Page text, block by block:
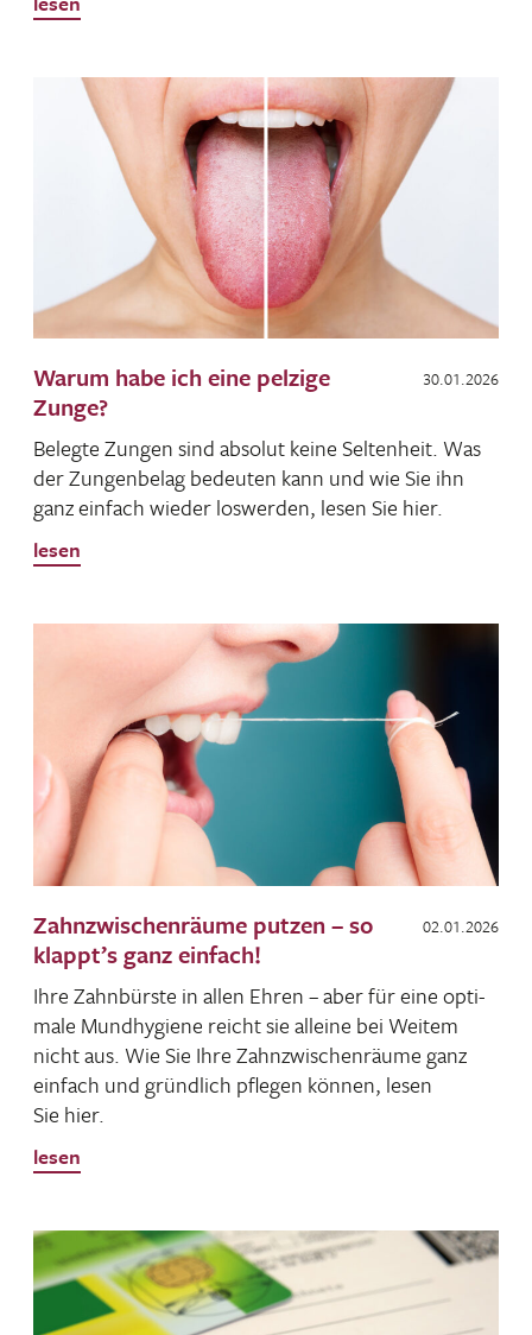
30.01.2026
Warum habe ich eine pelzige
Zunge?
Belegte Zungen sind absolut keine Selten­heit. Was
der Zungen­belag bedeuten kann und wie Sie ihn
ganz einfach wieder loswerden, lesen Sie hier.
lesen
02.01.2026
Zahnzwischenräume putzen – so
klappt’s ganz einfach!
Ihre Zahn­bürste in allen Ehren – aber für eine opti­
male Mund­hy­giene reicht sie alleine bei Weitem
nicht aus. Wie Sie Ihre Zahn­zwi­schen­räume ganz
einfach und gründ­lich pflegen können, lesen
Sie hier.
lesen